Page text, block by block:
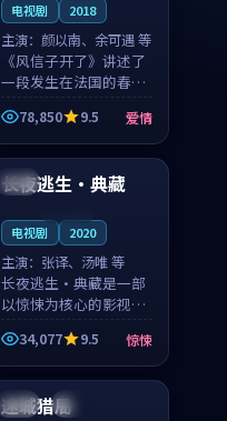
电视剧 2018
主演： 颜以南、余可遇 等
《风信子开了》讲述了
一段发生在法国的春日
漫步故事。颜以南饰演
的主角与余可遇的角色
因一场意外卷入更深的
纠葛，爱情元素贯穿始
终，节奏稳健而富有张
78,850 9.5 爱情
英国
长夜逃生·典藏
电视剧 2020
主演： 张译、汤唯 等
长夜逃生·典藏是一部
以惊悚为核心的影视作
品，围绕危机、反转与
人物成长展开，整体节
奏紧凑，值得推荐观
看。
34,077 9.5 惊悚
中国 完结
迷城猎局